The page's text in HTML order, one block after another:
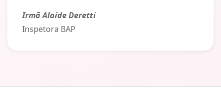
Irmã Alaíde Deretti
Inspetora BAP